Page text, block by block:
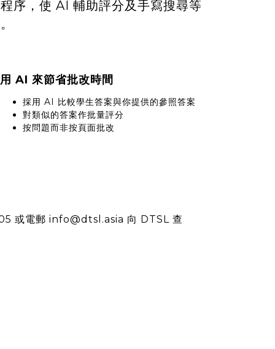
序，使 AI 輔助評分及手寫搜尋等
AI 來節省批改時間
採用 AI 比較學生答案與你提供的參照答案
對類似的答案作批量評分
按問題而非按頁面批改
或電郵 info@dtsl.asia 向 DTSL 查